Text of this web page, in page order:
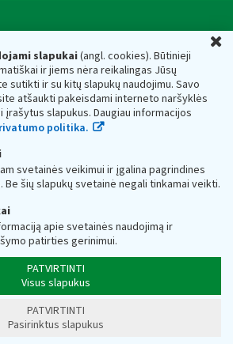
slapukai(angl. cookies). Būtinieji
ir jiems nėra reikalingas Jūsų
sutikti ir su kitų slapukų naudojimu. Savo
atšaukti pakeisdami interneto naršyklės
slapukus. Daugiau informacijos
politika.
svetainės veikimui ir įgalina pagrindines
šių slapukų svetainė negali tinkamai veikti.
apie svetainės naudojimą ir
patirties gerinimui.
PATVIRTINTI
Visus slapukus
PATVIRTINTI
Pasirinktus slapukus
inspekcija prie Lietuvos
ministerijos
asmens kodas — 188659752,
g. 14, 01107 Vilnius, Lietuva, el.paštas:
dėžutės adresas 188659752
mokesčių inspekciją prie Lietuvos
kaupiami ir saugomi Juridinių